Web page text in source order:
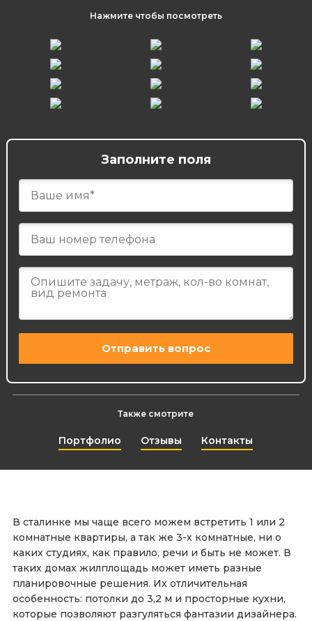
Нажмите чтобы посмотреть
Заполните поля
Также смотрите
Портфолио Отзывы Контакты
В сталинке мы чаще всего можем встретить 1 или 2
комнатные квартиры, а так же 3-х комнатные, ни о
каких студиях, как правило, речи и быть не может. В
таких домах жилплощадь может иметь разные
планировочные решения. Их отличительная
особенность: потолки до 3,2 м и просторные кухни,
которые позволяют разгуляться фантазии дизайнера.